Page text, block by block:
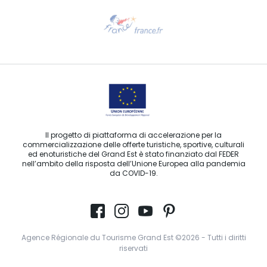
Contattaci per e-mail
Il progetto di piattaforma di accelerazione per la
commercializzazione delle offerte turistiche, sportive, culturali
ed enoturistiche del Grand Est è stato finanziato dal FEDER
nell’ambito della risposta dell’Unione Europea alla pandemia
da COVID-19.
Agence Régionale du Tourisme Grand Est ©2026 - Tutti i diritti
riservati